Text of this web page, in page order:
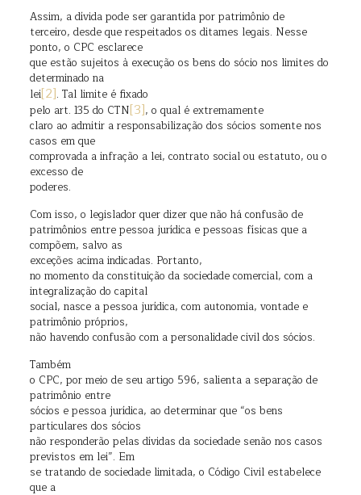
Assim, a dívida pode ser garantida por patrimônio de
terceiro, desde que respeitados os ditames legais. Nesse
ponto, o CPC esclarece
que estão sujeitos à execução os bens do sócio nos limites do
determinado na
lei[2]. Tal limite é fixado
pelo art. 135 do CTN[3], o qual é extremamente
claro ao admitir a responsabilização dos sócios somente nos
casos em que
comprovada a infração a lei, contrato social ou estatuto, ou o
excesso de
poderes.
Com isso, o legislador quer dizer que não há confusão de
patrimônios entre pessoa jurídica e pessoas físicas que a
compõem, salvo as
exceções acima indicadas. Portanto,
no momento da constituição da sociedade comercial, com a
integralização do capital
social, nasce a pessoa jurídica, com autonomia, vontade e
patrimônio próprios,
não havendo confusão com a personalidade civil dos sócios.
Também
o CPC, por meio de seu artigo 596, salienta a separação de
patrimônio entre
sócios e pessoa jurídica, ao determinar que “os bens
particulares dos sócios
não responderão pelas dívidas da sociedade senão nos casos
previstos em lei”. Em
se tratando de sociedade limitada, o Código Civil estabelece
que a